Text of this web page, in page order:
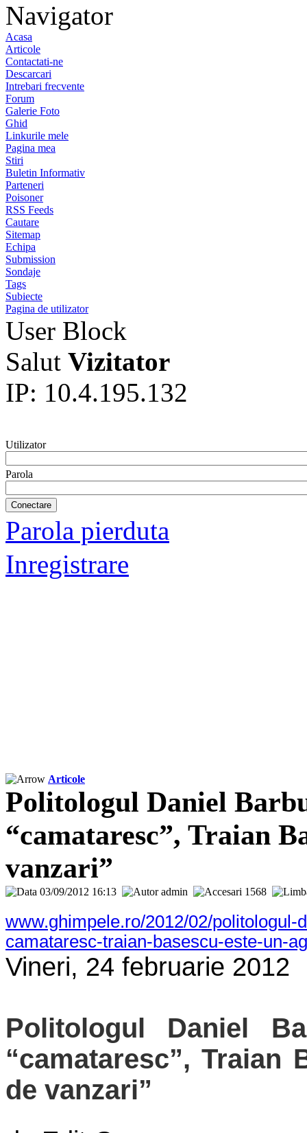
Navigator
Acasa
Articole
Contactati-ne
Descarcari
Intrebari frecvente
Forum
Galerie Foto
Ghid
Linkurile mele
Pagina mea
Stiri
Buletin Informativ
Parteneri
Poisoner
RSS Feeds
Cautare
Sitemap
Echipa
Submission
Sondaje
Tags
Subiecte
Pagina de utilizator
User Block
Salut Vizitator
IP: 10.4.195.132
Utilizator
Parola
Parola pierduta
Inregistrare
Articole
Politologul Daniel
“camataresc”, Traian
vanzari”
03/09/2012 16:13 admin 1568
www.ghimpele.ro/2012/02/
camataresc-traian-basescu-este-un-
Vineri, 24 februarie 2012
Politologul Daniel
“camataresc”, Traian
de vanzari”